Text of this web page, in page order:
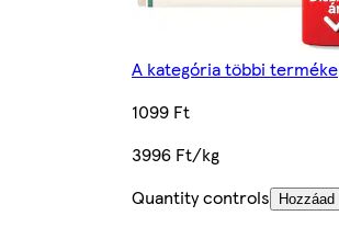
A kategória többi terméke
1099 Ft
3996 Ft/kg
Quantity controls
Hozzáad